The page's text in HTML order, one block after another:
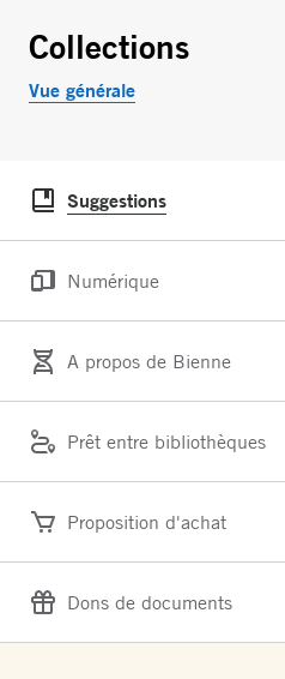
Collections
Vue générale
Suggestions
Numérique
A propos de Bienne
Prêt entre bibliothèques
Proposition d'achat
Dons de documents